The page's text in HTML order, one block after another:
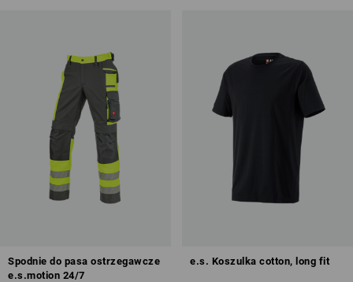
Spodnie do pasa ostrzegawcze
e.s.motion 24/7
e.s. Koszulka cotton, long fit